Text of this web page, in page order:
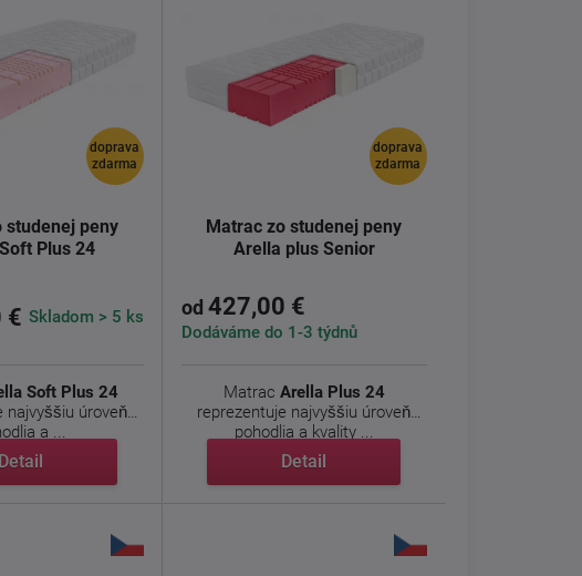
doprava
zdarma
studenej peny
Plus 24
€ Skladom > 5 ks
Soft Plus 24
najvyššiu úroveň
a ...
Detail
doprava
zdarma
Matrac zo studenej peny
Arella plus Senior
od 427,00 €
Dodáváme do 1-3 týdnů
Matrac Arella Plus 24
reprezentuje najvyššiu úroveň
pohodlia a kvality ...
Detail